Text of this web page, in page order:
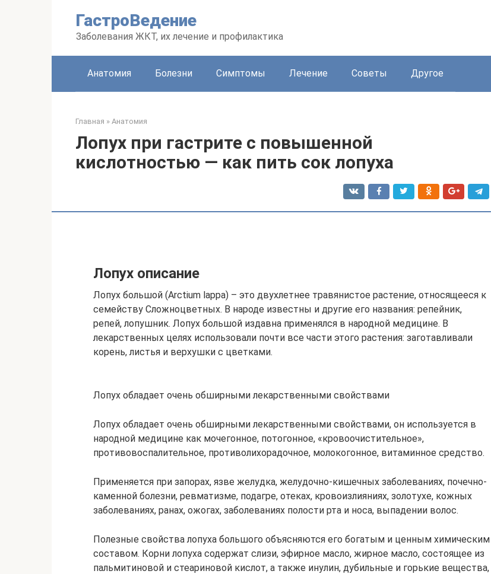
ГастроВедение
Заболевания ЖКТ, их лечение и профилактика
Анатомия Болезни Симптомы Лечение Советы Другое
Главная » Анатомия
Лопух при гастрите с повышенной
кислотностью — как пить сок лопуха
Лопух описание
Лопух большой (Arctium lappa) – это двухлетнее травянистое растение, относящееся к
семейству Сложноцветных. В народе известны и другие его названия: репейник,
репей, лопушник. Лопух большой издавна применялся в народной медицине. В
лекарственных целях использовали почти все части этого растения: заготавливали
корень, листья и верхушки с цветками.
Лопух обладает очень обширными лекарственными свойствами
Лопух обладает очень обширными лекарственными свойствами, он используется в
народной медицине как мочегонное, потогонное, «кровоочистительное»,
противовоспалительное, противолихорадочное, молокогонное, витаминное средство.
Применяется при запорах, язве желудка, желудочно-кишечных заболеваниях, почечно-
каменной болезни, ревматизме, подагре, отеках, кровоизлияниях, золотухе, кожных
заболеваниях, ранах, ожогах, заболеваниях полости рта и носа, выпадении волос.
Полезные свойства лопуха большого объясняются его богатым и ценным химическим
составом. Корни лопуха содержат слизи, эфирное масло, жирное масло, состоящее из
пальмитиновой и стеариновой кислот, а также инулин, дубильные и горькие вещества,